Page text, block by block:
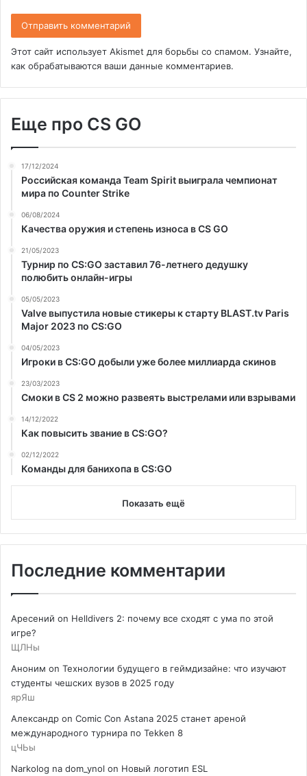
Этот сайт использует Akismet для борьбы со спамом. Узнайте,
как обрабатываются ваши данные комментариев.
Еще про CS GO
17/12/2024
Российская команда Team Spirit выиграла чемпионат
мира по Counter Strike
06/08/2024
Качества оружия и степень износа в CS GO
21/05/2023
Турнир по CS:GO заставил 76-летнего дедушку
полюбить онлайн-игры
05/05/2023
Valve выпустила новые стикеры к старту BLAST.tv Paris
Major 2023 по CS:GO
04/05/2023
Игроки в CS:GO добыли уже более миллиарда скинов
23/03/2023
Смоки в CS 2 можно развеять выстрелами или взрывами
14/12/2022
Как повысить звание в CS:GO?
02/12/2022
Команды для банихопа в CS:GO
Показать ещё
Последние комментарии
Аресений on Helldivers 2: почему все сходят с ума по этой
игре?
ЩЛНы
Аноним on Технологии будущего в геймдизайне: что изучают
студенты чешских вузов в 2025 году
ярЯш
Александр on Comic Con Astana 2025 станет ареной
международного турнира по Tekken 8
цЧЬы
Narkolog na dom_ynol on Новый логотип ESL